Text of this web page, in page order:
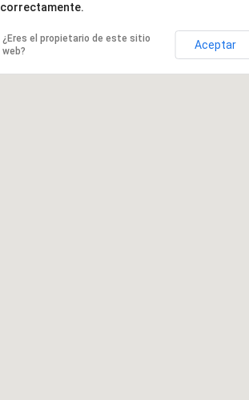
correctamente.
¿Eres el propietario de este sitio
web?
Aceptar